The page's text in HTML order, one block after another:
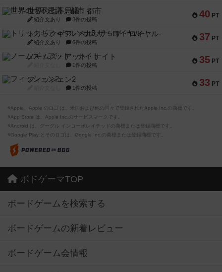
40 PT
世界の七不思議：都市
紹介文あり 3件の投稿
37 PT
トリックギア - ペルソナ5 ザ・ロイヤル-
紹介文あり 6件の投稿
35 PT
ノームズ・アット・ナイト
1件の投稿
33 PT
フィッシェン2
1件の投稿
※Apple、Apple のロゴ は、米国および他の国々で登録されたApple Inc.の商標です。
※App Store は、Apple Inc.のサービスマークです。
※Android は、グーグル インコーポレイテッドの商標または登録商標です。
※Google Play とそのロゴは、Google Inc.の商標または登録商標です。
ボドゲーマTOP
ボードゲームを検索する
ボードゲームの新着レビュー
ボードゲーム会情報